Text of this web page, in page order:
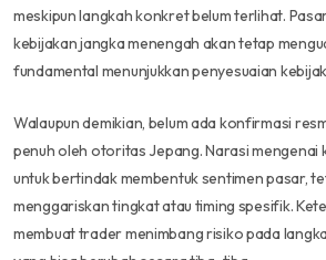
meskipun langkah konkret belum terlihat.
kebijakan jangka menengah akan tetap
fundamental menunjukkan penyesuaian
Walaupun demikian, belum ada konfirmasi
penuh oleh otoritas Jepang. Narasi mengenai
untuk bertindak membentuk sentimen pasar,
menggariskan tingkat atau timing spesifik.
membuat trader menimbang risiko pada